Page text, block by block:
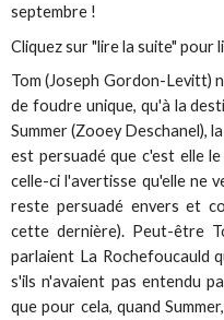
septembre !
Cliquez sur "lire la suite" pour
Tom (Joseph Gordon-Levitt)
de foudre unique, qu'à la
Summer (Zooey Deschanel),
est persuadé que c'est elle
celle-ci l'avertisse qu'elle ne
reste persuadé envers et
cette dernière). Peut-être
parlaient La Rochefoucauld
s'ils n'avaient pas entendu
que pour cela, quand